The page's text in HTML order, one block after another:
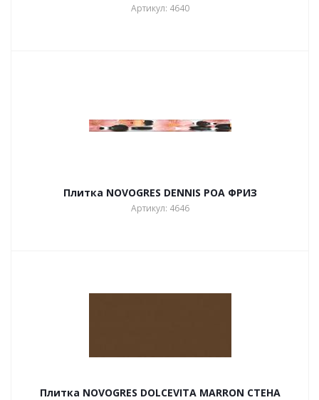
Артикул: 4640
Плитка NOVOGRES DENNIS POA ФРИЗ
Артикул: 4646
Плитка NOVOGRES DOLCEVITA MARRON СТЕНА